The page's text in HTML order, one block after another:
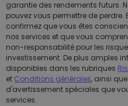
garantie des rendements futurs.
pouvez vous permettre de perdre.
confirmez que vous êtes
nos services et que vous
non-responsabilité pour les
investissement. De plus amples
disponibles dans les rubriques
et Conditions générales, ainsi
d'avertissement spéciales que
services.